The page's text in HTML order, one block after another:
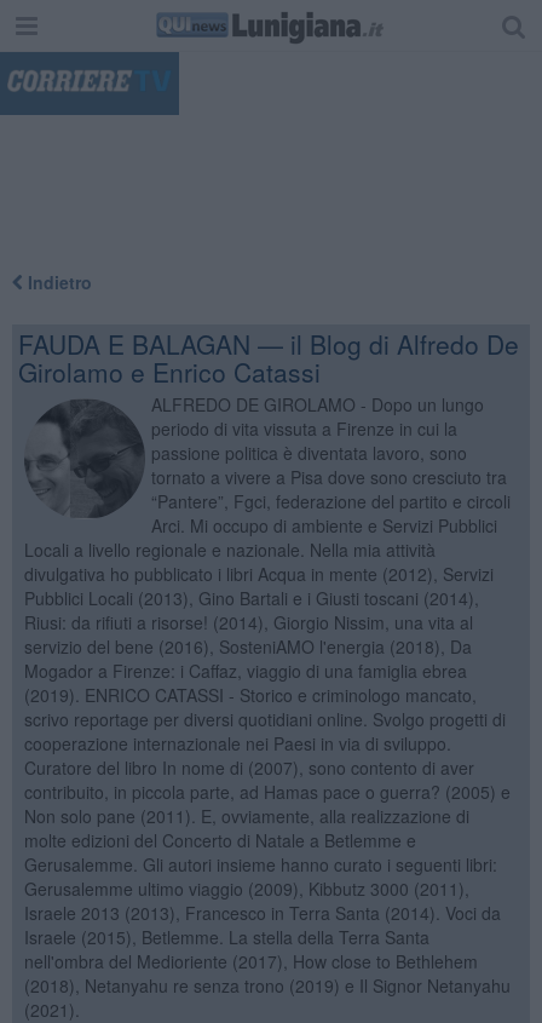
Indietro
FAUDA E BALAGAN — il Blog di Alfredo De
Girolamo e Enrico Catassi
ALFREDO DE GIROLAMO - Dopo un lungo
periodo di vita vissuta a Firenze in cui la
passione politica è diventata lavoro, sono
tornato a vivere a Pisa dove sono cresciuto tra
“Pantere”, Fgci, federazione del partito e circoli
Arci. Mi occupo di ambiente e Servizi Pubblici
Locali a livello regionale e nazionale. Nella mia attività
divulgativa ho pubblicato i libri Acqua in mente (2012), Servizi
Pubblici Locali (2013), Gino Bartali e i Giusti toscani (2014),
Riusi: da rifiuti a risorse! (2014), Giorgio Nissim, una vita al
servizio del bene (2016), SosteniAMO l'energia (2018), Da
Mogador a Firenze: i Caffaz, viaggio di una famiglia ebrea
(2019). ENRICO CATASSI - Storico e criminologo mancato,
scrivo reportage per diversi quotidiani online. Svolgo progetti di
cooperazione internazionale nei Paesi in via di sviluppo.
Curatore del libro In nome di (2007), sono contento di aver
contribuito, in piccola parte, ad Hamas pace o guerra? (2005) e
Non solo pane (2011). E, ovviamente, alla realizzazione di
molte edizioni del Concerto di Natale a Betlemme e
Gerusalemme. Gli autori insieme hanno curato i seguenti libri:
Gerusalemme ultimo viaggio (2009), Kibbutz 3000 (2011),
Israele 2013 (2013), Francesco in Terra Santa (2014). Voci da
Israele (2015), Betlemme. La stella della Terra Santa
nell'ombra del Medioriente (2017), How close to Bethlehem
(2018), Netanyahu re senza trono (2019) e Il Signor Netanyahu
(2021).